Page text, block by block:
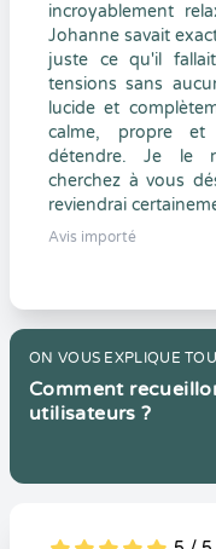
incroyablement
Johanne savait
juste ce qu'il
tensions sans
lucide et
calme, propre et
détendre. Je le
cherchez à vous
reviendrai
Avis importé
ON VOUS EXPLIQUE
Comment
utilisateurs ?